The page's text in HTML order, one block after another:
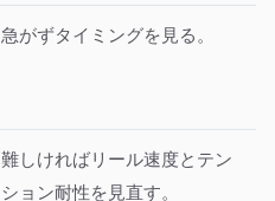
急がずタイミングを見る。
難しければリール速度とテン
ション耐性を見直す。